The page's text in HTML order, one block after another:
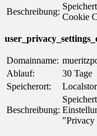
Beschreibung:
Cookie
Domainname:
Ablauf:
30 Tage
Speicherort:
Beschreibung:
"Privacy